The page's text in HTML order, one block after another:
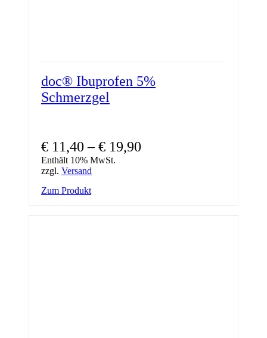
doc® Ibuprofen 5%
Schmerzgel
€ 11,40 –€ 19,90
Enthält 10% MwSt.
zzgl. Versand
Zum ProduktDieses